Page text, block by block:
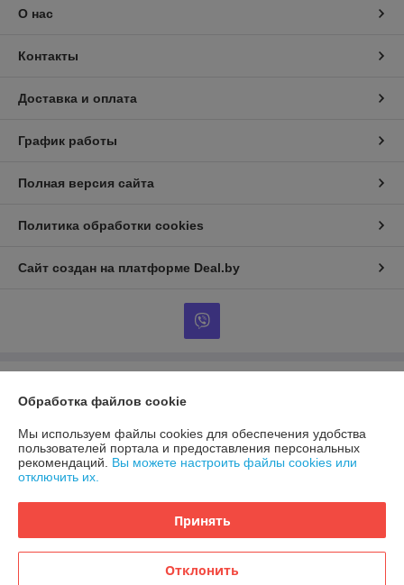
О нас
Контакты
Доставка и оплата
График работы
Полная версия сайта
Политика обработки cookies
Сайт создан на платформе Deal.by
220073 г. Минск, пр-т Пушкина д. 50 пом. 06/01
Регистрационный номер ЕГР: 192273227
Регистрационный орган: Минский городской исполнительный комитет
Местонахождение книги жалоб и предложений: г. Минск, пр. Пушкина,
Обработка файлов cookie
Мы используем файлы cookies для обеспечения удобства
пользователей портала и предоставления персональных
рекомендаций. Вы можете настроить файлы cookies или
отключить их.
Принять
Отклонить